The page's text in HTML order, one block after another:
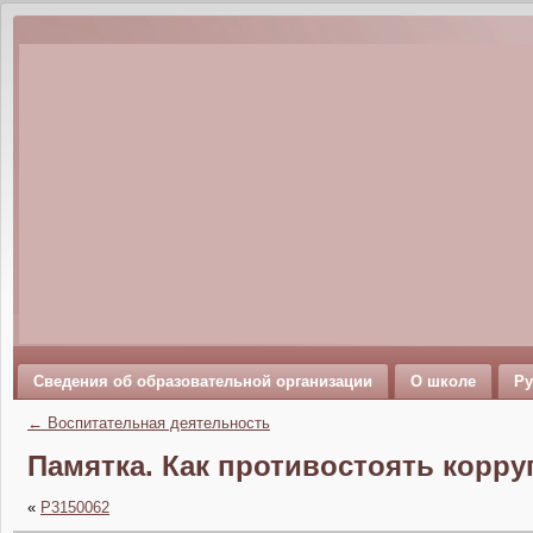
Сведения об образовательной организации О школе
← Воспитательная деятельность
Памятка. Как противостоять
« P3150062